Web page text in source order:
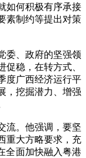
如何积极有序承接
素制约等提出对策
、政府的坚强领
稳，在转方式、
度广西经济运行平
，挖掘潜力、增强
流。他强调，要坚
重大方略要求，充
全面加快融入粤港